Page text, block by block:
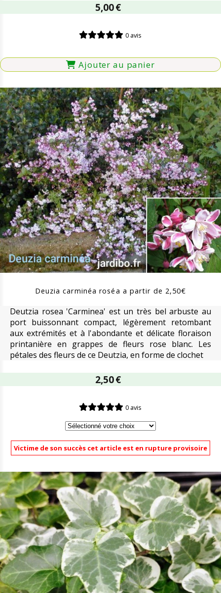
5,00€
0 avis
Ajouter au panier
Deuzia carminéa roséa a partir de 2,50€
Deutzia rosea 'Carminea' est un très bel arbuste au
port buissonnant compact, légèrement retombant
aux extrémités et à l'abondante et délicate floraison
printanière en grappes de fleurs rose blanc. Les
pétales des fleurs de ce Deutzia, en forme de clochet
2,50€
0 avis
Victime de son succès cet article est en rupture provisoire